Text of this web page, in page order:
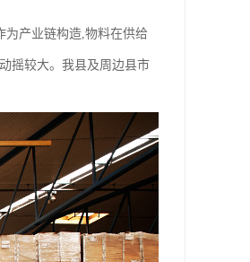
为产业链构造,物料在供给
摇较大。我县及周边县市